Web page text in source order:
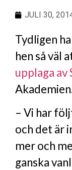
JULI 30,
Tydligen
hen så väl
upplaga av
– Vi har
och det är
mer och
ganska